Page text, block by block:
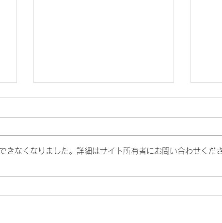
妥当でないことを承認しない
きなくなりました。詳細はサイト所有者にお問い合わせくだ